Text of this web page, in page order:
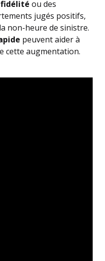
fidélité ou des
jugés positifs,
non-heure de sinistre.
peuvent aider à
cette augmentation.